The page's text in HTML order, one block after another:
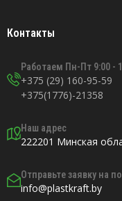
Контакты
Работаем Пн-Пт 9:00 -
+375 (29) 160-95-59
+375(1776)-21358
Наш адрес
222201 Минская
Отправьте заявку на
info@plastkraft.by